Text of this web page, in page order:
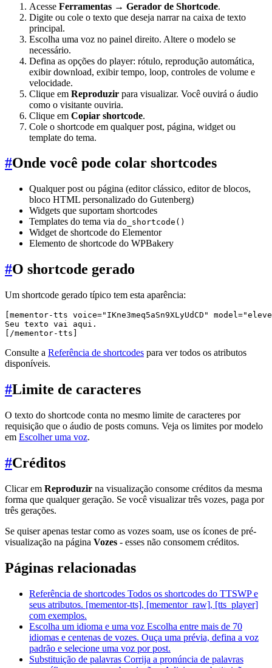
Acesse Ferramentas → Gerador de Shortcode.
Digite ou cole o texto que deseja narrar na caixa de texto
principal.
Escolha uma voz no painel direito. Altere o modelo se
necessário.
Defina as opções do player: rótulo, reprodução automática,
exibir download, exibir tempo, loop, controles de volume e
velocidade.
Clique em Reproduzir para visualizar. Você ouvirá o áudio
como o visitante ouviria.
Clique em Copiar shortcode.
Cole o shortcode em qualquer post, página, widget ou
template do tema.
#Onde você pode colar shortcodes
Qualquer post ou página (editor clássico, editor de blocos,
bloco HTML personalizado do Gutenberg)
Widgets que suportam shortcodes
Templates do tema via do_shortcode()
Widget de shortcode do Elementor
Elemento de shortcode do WPBakery
#O shortcode gerado
Um shortcode gerado típico tem esta aparência:
[mementor-tts voice="IKne3meq5aSn9XLyUdCD"
Seu texto vai aqui.
Consulte a Referência de shortcodes para ver todos os atributos
disponíveis.
#Limite de caracteres
O texto do shortcode conta no mesmo limite de caracteres por
requisição que o áudio de posts comuns. Veja os limites por modelo
em Escolher uma voz.
#Créditos
Clicar em Reproduzir na visualização consome créditos da mesma
forma que qualquer geração. Se você visualizar três vozes, paga por
três gerações.
Se quiser apenas testar como as vozes soam, use os ícones de pré-
visualização na página Vozes - esses não consomem créditos.
Páginas relacionadas
Referência de shortcodes Todos os shortcodes do TTSWP e
seus atributos. [mementor-tts], [mementor_raw], [tts_player]
com exemplos.
Escolha um idioma e uma voz Escolha entre mais de 70
idiomas e centenas de vozes. Ouça uma prévia, defina a voz
padrão e selecione uma voz por post.
Substituição de palavras Corrija a pronúncia de palavras